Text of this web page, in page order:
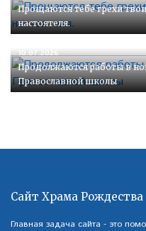
Прощаются тебе грехи
настоятеля.
10.07.2026
Продолжаются работы в
Православной школы
Сайт Храма Рождества
Главная задача сайта - это